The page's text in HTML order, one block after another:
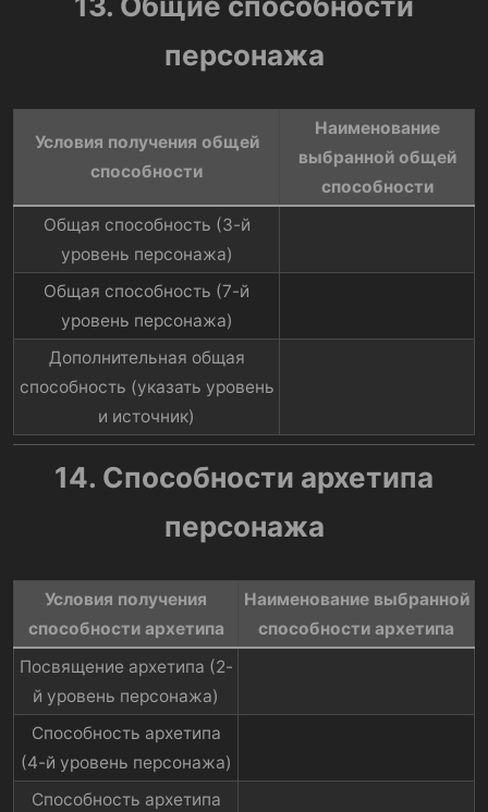
персонажа
Условия получения общей
способности​
Наименование
выбранной общей
способности​
Общая способность (3-й
уровень персонажа)​
Общая способность (7-й
уровень персонажа)​
Дополнительная общая
способность (указать уровень
и источник)​
14. Способности архетипа
персонажа
Условия получения
способности архетипа​
Наименование выбранной
способности архетипа​
Посвящение архетипа (2-
й уровень персонажа)​
Способность архетипа
(4-й уровень персонажа)​
Способность архетипа